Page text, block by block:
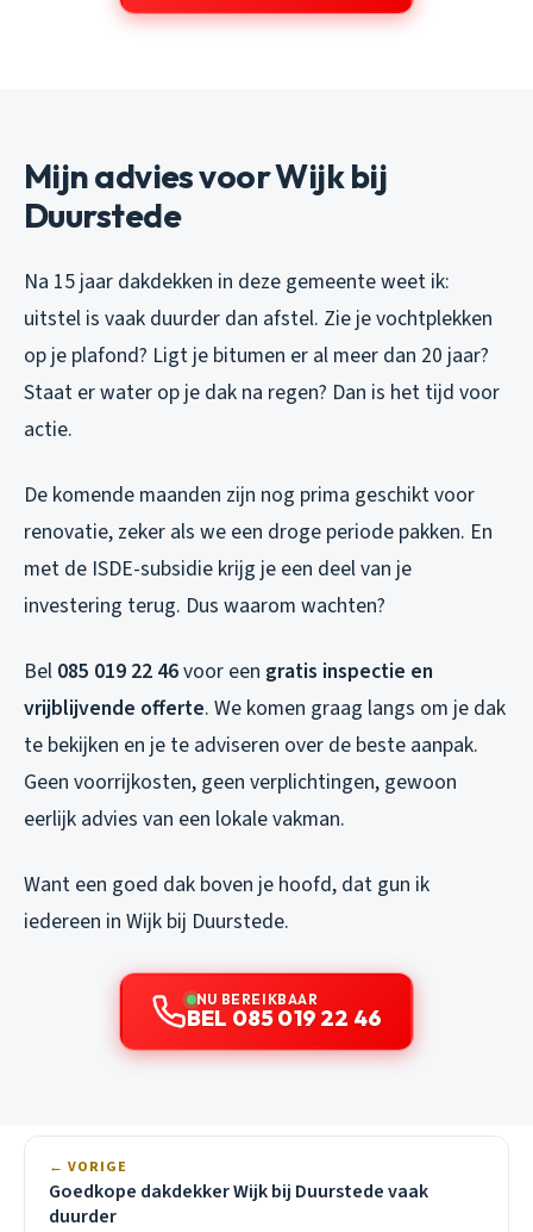
Mijn advies voor Wijk bij
Duurstede
Na 15 jaar dakdekken in deze gemeente weet ik:
uitstel is vaak duurder dan afstel. Zie je vochtplekken
op je plafond? Ligt je bitumen er al meer dan 20 jaar?
Staat er water op je dak na regen? Dan is het tijd voor
actie.
De komende maanden zijn nog prima geschikt voor
renovatie, zeker als we een droge periode pakken. En
met de ISDE-subsidie krijg je een deel van je
investering terug. Dus waarom wachten?
Bel 085 019 22 46voor een gratis inspectie en
vrijblijvende offerte. We komen graag langs om je dak
te bekijken en je te adviseren over de beste aanpak.
Geen voorrijkosten, geen verplichtingen, gewoon
eerlijk advies van een lokale vakman.
Want een goed dak boven je hoofd, dat gun ik
iedereen in Wijk bij Duurstede.
NU BEREIKBAAR
BEL 085 019 22 46
← VORIGE
Goedkope dakdekker Wijk bij Duurstede vaak
duurder